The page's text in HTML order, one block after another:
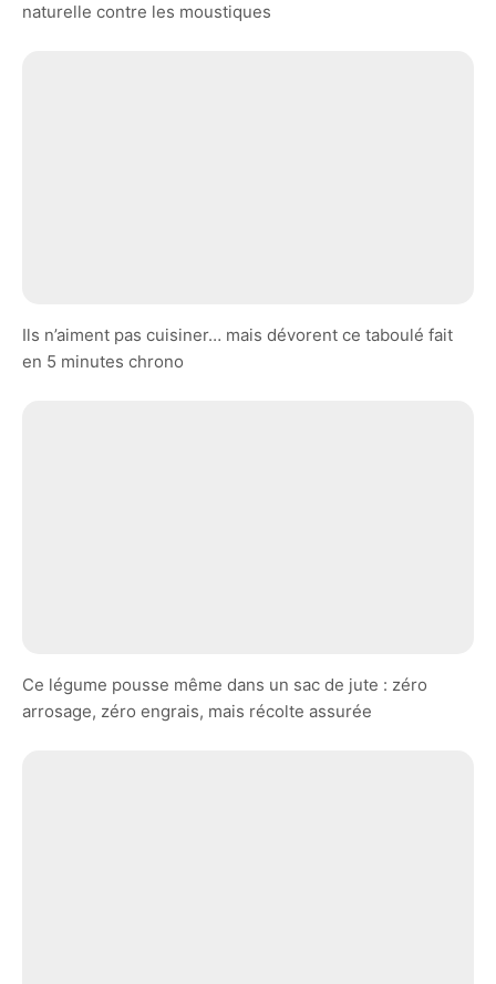
naturelle contre les moustiques
Ils n’aiment pas cuisiner… mais dévorent ce taboulé fait
en 5 minutes chrono
Ce légume pousse même dans un sac de jute : zéro
arrosage, zéro engrais, mais récolte assurée